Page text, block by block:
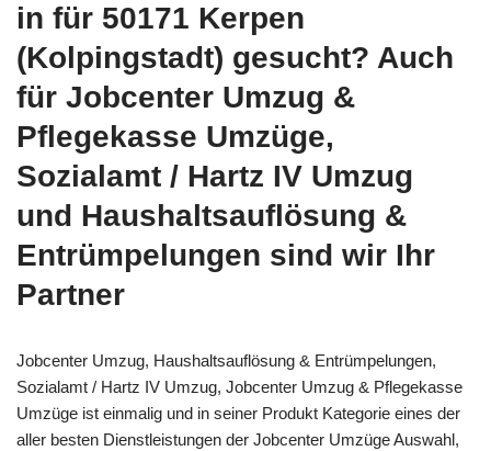
in für 50171 Kerpen
(Kolpingstadt) gesucht? Auch
für Jobcenter Umzug &
Pflegekasse Umzüge,
Sozialamt / Hartz IV Umzug
und Haushaltsauflösung &
Entrümpelungen sind wir Ihr
Partner
Jobcenter Umzug, Haushaltsauflösung & Entrümpelungen,
Sozialamt / Hartz IV Umzug, Jobcenter Umzug & Pflegekasse
Umzüge ist einmalig und in seiner Produkt Kategorie eines der
aller besten Dienstleistungen der Jobcenter Umzüge Auswahl,